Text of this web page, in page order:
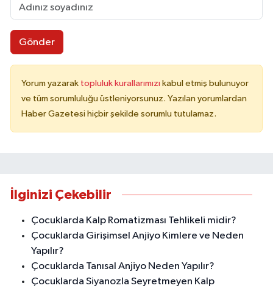
Gönder
Yorum yazarak topluluk kurallarımızı kabul etmiş bulunuyor
ve tüm sorumluluğu üstleniyorsunuz. Yazılan yorumlardan
Haber Gazetesi hiçbir şekilde sorumlu tutulamaz.
İlginizi Çekebilir
Çocuklarda Kalp Romatizması Tehlikeli midir?
Çocuklarda Girişimsel Anjiyo Kimlere ve Neden
Yapılır?
Çocuklarda Tanısal Anjiyo Neden Yapılır?
Çocuklarda Siyanozla Seyretmeyen Kalp